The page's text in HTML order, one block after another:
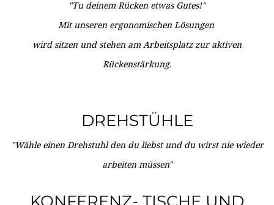
"Tu deinem Rücken etwas Gutes!"
Mit unseren ergonomischen Lösungen
wird sitzen und stehen am Arbeitsplatz zur aktiven
Rückenstärkung.
DREHSTÜHLE
"Wähle einen Drehstuhl den du liebst und du wirst nie wieder
arbeiten müssen"